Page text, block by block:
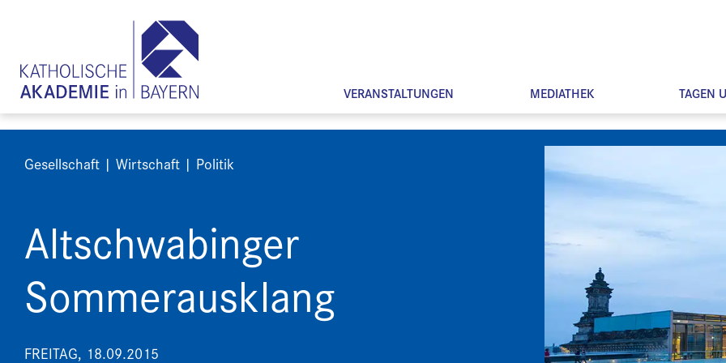
VERANSTALTUNGEN MEDIATHEK TAGEN
Gesellschaft | Wirtschaft | Politik
Altschwabinger
Sommerausklang
FREITAG, 18.09.2015